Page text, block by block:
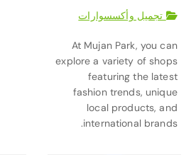
تجميل وأكسسوارات
At Mujan Park, you can
explore a variety of shops
featuring the latest
fashion trends, unique
local products, and
international brands.